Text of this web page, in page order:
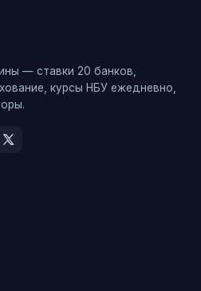
— ставки 20 банков,
курсы НБУ ежедневно,